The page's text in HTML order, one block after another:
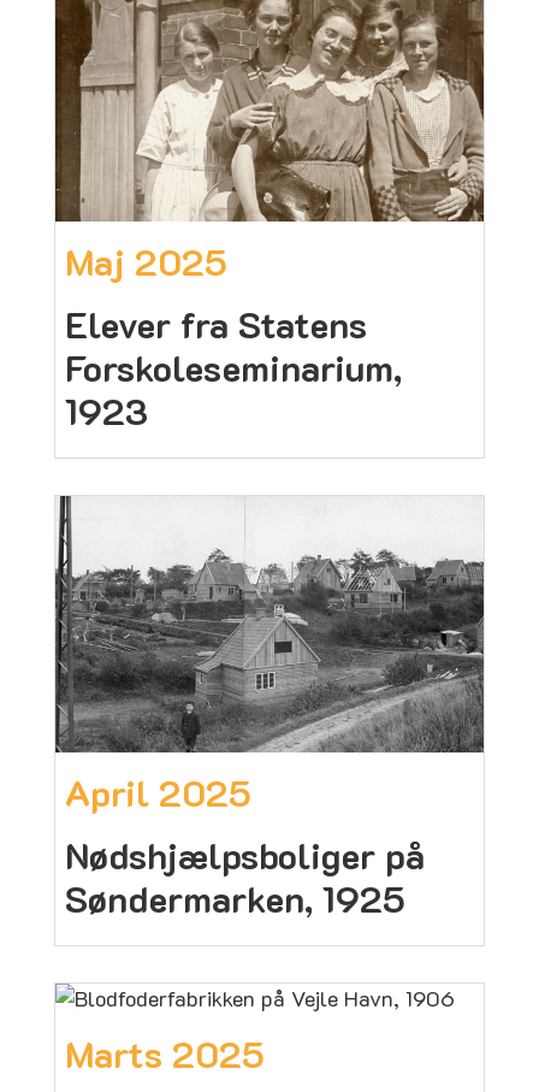
Maj 2025
Elever fra Statens
Forskoleseminarium,
1923
April 2025
Nødshjælpsboliger på
Søndermarken, 1925
Marts 2025